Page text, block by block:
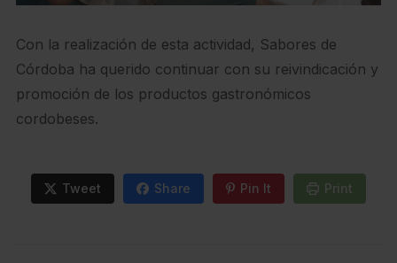
Con la realización de esta actividad, Sabores de
Córdoba ha querido continuar con su reivindicación y
promoción de los productos gastronómicos
cordobeses.
Tweet Share Pin It Print